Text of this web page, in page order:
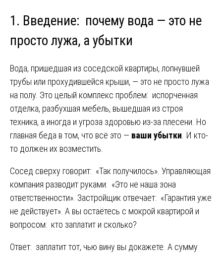
1. Введение: почему вода — это не
просто лужа, а убытки
Вода, пришедшая из соседской квартиры, лопнувшей
трубы или прохудившейся крыши, — это не просто лужа
на полу. Это целый комплекс проблем: испорченная
отделка, разбухшая мебель, вышедшая из строя
техника, а иногда и угроза здоровью из-за плесени. Но
главная беда в том, что всё это — ваши убытки . И кто-
то должен их возместить.
Сосед сверху говорит: «Так получилось». Управляющая
компания разводит руками: «Это не наша зона
ответственности». Застройщик отвечает: «Гарантия уже
не действует». А вы остаётесь с мокрой квартирой и
вопросом: кто заплатит и сколько?
Ответ: заплатит тот, чью вину вы докажете. А сумму